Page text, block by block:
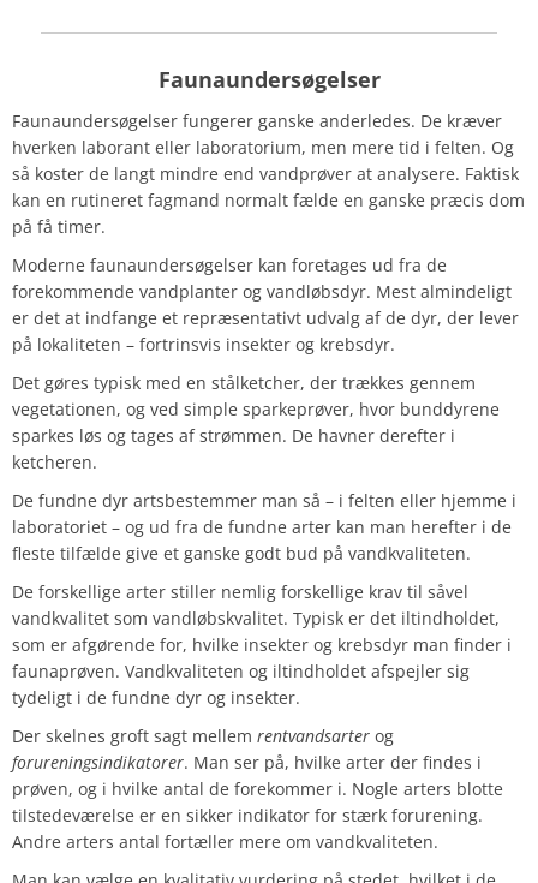
Faunaundersøgelser
Faunaundersøgelser fungerer ganske anderledes. De kræver
hverken laborant eller laboratorium, men mere tid i felten. Og
så koster de langt mindre end vandprøver at analysere. Faktisk
kan en rutineret fagmand normalt fælde en ganske præcis dom
på få timer.
Moderne faunaundersøgelser kan foretages ud fra de
forekommende vandplanter og vandløbsdyr. Mest almindeligt
er det at indfange et repræsentativt udvalg af de dyr, der lever
på lokaliteten – fortrinsvis insekter og krebsdyr.
Det gøres typisk med en stålketcher, der trækkes gennem
vegetationen, og ved simple sparkeprøver, hvor bunddyrene
sparkes løs og tages af strømmen. De havner derefter i
ketcheren.
De fundne dyr artsbestemmer man så – i felten eller hjemme i
laboratoriet – og ud fra de fundne arter kan man herefter i de
fleste tilfælde give et ganske godt bud på vandkvaliteten.
De forskellige arter stiller nemlig forskellige krav til såvel
vandkvalitet som vandløbskvalitet. Typisk er det iltindholdet,
som er afgørende for, hvilke insekter og krebsdyr man finder i
faunaprøven. Vandkvaliteten og iltindholdet afspejler sig
tydeligt i de fundne dyr og insekter.
Der skelnes groft sagt mellem rentvandsarter og
forureningsindikatorer. Man ser på, hvilke arter der findes i
prøven, og i hvilke antal de forekommer i. Nogle arters blotte
tilstedeværelse er en sikker indikator for stærk forurening.
Andre arters antal fortæller mere om vandkvaliteten.